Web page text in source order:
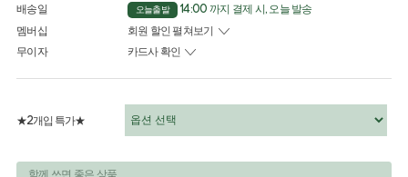
배송일 오늘출발
14:00 까지 결제 시, 오늘 발송
멤버십
회원 할인 펼쳐보기
무이자
카드사 확인
★2개입 특가★